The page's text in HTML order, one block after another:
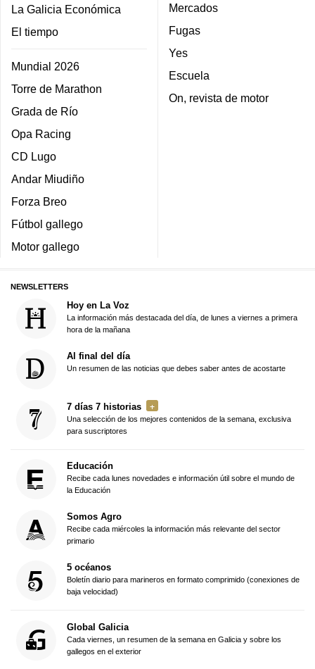
La Galicia Económica
El tiempo
Mundial 2026
Torre de Marathon
Grada de Río
Opa Racing
CD Lugo
Andar Miudiño
Forza Breo
Fútbol gallego
Motor gallego
Mercados
Fugas
Yes
Escuela
On, revista de motor
NEWSLETTERS
Hoy en La Voz
La información más destacada del día, de lunes a viernes a primera
hora de la mañana
Al final del día
Un resumen de las noticias que debes saber antes de acostarte
7 días 7 historias
Una selección de los mejores contenidos de la semana, exclusiva
para suscriptores
Educación
Recibe cada lunes novedades e información útil sobre el mundo de
la Educación
Somos Agro
Recibe cada miércoles la información más relevante del sector
primario
5 océanos
Boletín diario para marineros en formato comprimido (conexiones de
baja velocidad)
Global Galicia
Cada viernes, un resumen de la semana en Galicia y sobre los
gallegos en el exterior